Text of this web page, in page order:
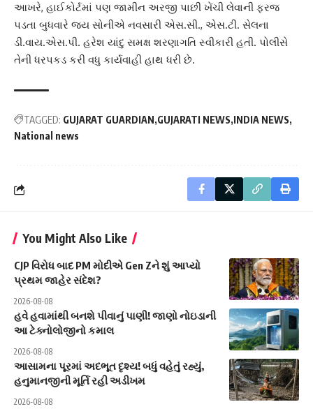
આખરે, હાઈકોર્ટમાં પણ જામીન અરજી પાછી ખેંચી લેવાની ફરજ
પડતા બુધવારે જય સોનીએ નવસારી એસ.સી., એસ.ટી. સેલના
ડી.વાય.એસ.પી. હરેશ યાંદુ સમક્ષ શરણાગતિ સ્વીકારી હતી. પોલીસે
તેની ધરપકડ કરી વધુ કાર્યવાહી હાથ ધરી છે.
TAGGED: GUJARAT GUARDIAN GUJARATI NEWS
INDIA NEWS
National news
You Might Also Like
CJP વિરોધ બાદ PM મોદીએ Gen Zને શું આપ્યો
પ્રથમ જાહેર સંદેશ?
2026-08-08
હવે હવામાંથી બનશે પીવાનું પાણી! જાણો નોઇડાની
આ ટેક્નોલોજીનો કમાલ
2026-08-08
આસામના પૂરમાં અદભૂત દૃશ્ય! બધું વહેતું રહ્યું,
હનુમાનજીની મૂર્તિ રહી અડીખમ
2026-08-08